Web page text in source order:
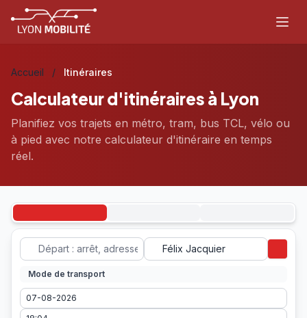
Aller au contenu principal
Accueil / Itinéraires
Calculateur d'itinéraires à Lyon
Planifiez vos trajets en métro, tram, bus TCL, vélo ou
à pied avec notre calculateur d'itinéraire en temps
réel.
Mode de transport